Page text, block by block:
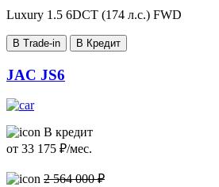
Luxury 1.5 6DCT (174 л.с.) FWD
В Trade-in В Кредит
JAC JS6
В кредит
от 33 175 ₽/мес.
2 564 000 ₽